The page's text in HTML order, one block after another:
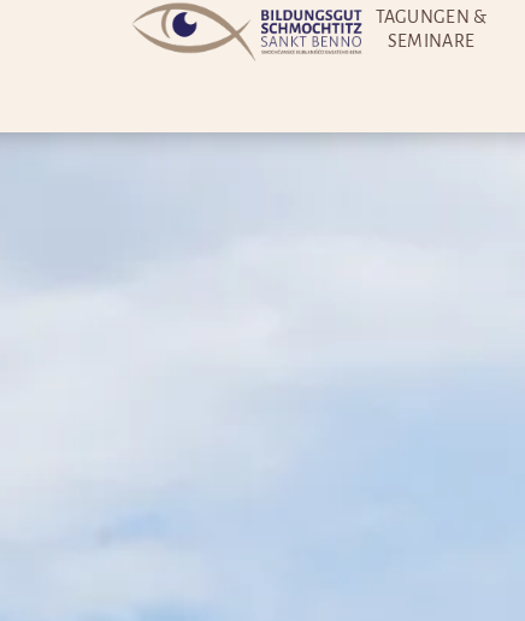
TAGUNGEN &
SEMINARE